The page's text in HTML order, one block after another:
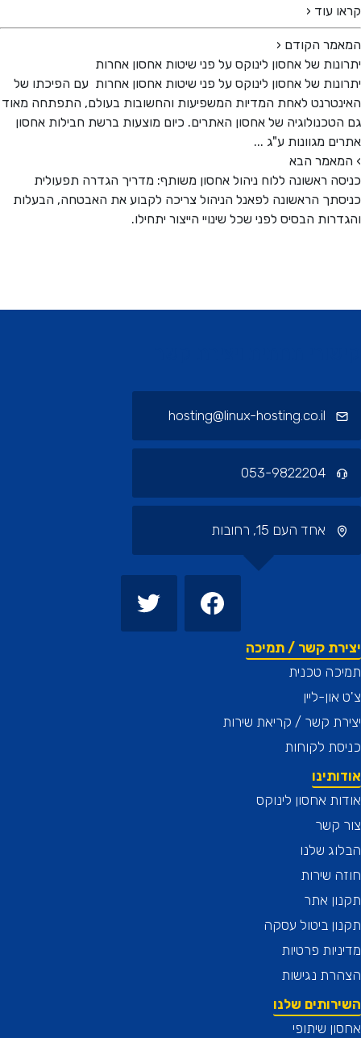
עוד ‹
הקודם ‹
של אחסון לינוקס על פני שיטות אחסון אחרות
של אחסון לינוקס על פני שיטות אחסון אחרות עם הפיכתו של
לאחת המדיות המשפיעות והחשובות בעולם, התפתחה מאוד
של אחסון האתרים. כיום מוצעות ברשת חבילות אחסון
מגוונות ע"ג ...
הבא
ראשונה ללוח ניהול אחסון משותף: מדריך הגדרה תפעולית
הראשונה לפאנל הניהול צריכה לקבוע את האבטחה, הבעלות
הבסיס לפני שכל שינויי הייצור יתחילו.
hosting@linux-hosting.co.il
053-9822204
אחד העם 15, רחובות
קשר / תמיכה
טכנית
ליין
קשר / קריאת שירות
לקוחות
אחסון לינוקס
קשר
שלנו
שירות
אתר
ביטול עסקה
פרטיות
נגישות
שלנו
שיתופי